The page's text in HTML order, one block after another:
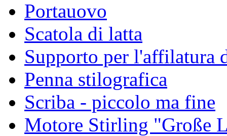
Portauovo
Scatola di latta
Supporto per l'affilatura
Penna stilografica
Scriba - piccolo ma fine
Motore Stirling "Große